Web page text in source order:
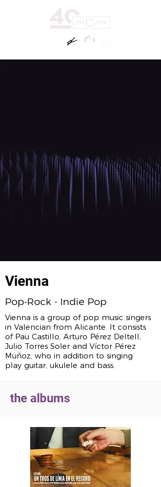
Vienna
Pop-Rock - Indie Pop
Vienna is a group of pop music singers
in Valencian from Alicante. It consists
of Pau Castillo, Arturo Pérez Deltell,
Julio Torres Soler and Víctor Pérez
Muñoz, who in addition to singing
play guitar, ukulele and bass.
the albums